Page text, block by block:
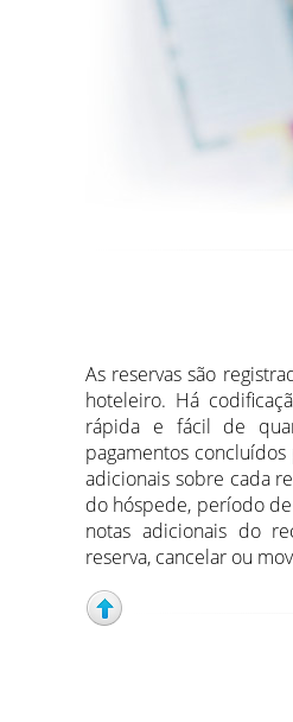
As reservas são
hoteleiro. Há
rápida e fácil de
pagamentos
adicionais sobre cada
do hóspede, período
notas adicionais do
reserva, cancelar ou